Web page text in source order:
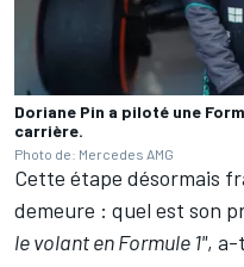
Doriane Pin a piloté une
carrière.
Photo de: Mercedes AMG
Cette étape désormais
demeure : quel est son
le volant en Formule 1", a-